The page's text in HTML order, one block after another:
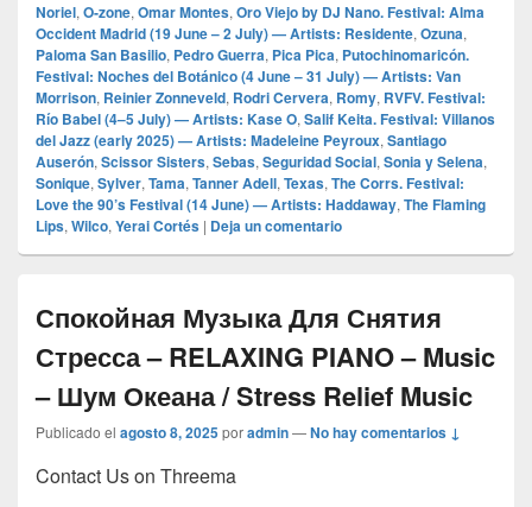
Noriel, O‑zone, Omar Montes, Oro Viejo by DJ Nano. Festival: Alma
Occident Madrid (19 June – 2 July) — Artists: Residente, Ozuna,
Paloma San Basilio, Pedro Guerra, Pica Pica, Putochinomaricón.
Festival: Noches del Botánico (4 June – 31 July) — Artists: Van
Morrison, Reinier Zonneveld, Rodri Cervera, Romy, RVFV. Festival:
Río Babel (4–5 July) — Artists: Kase O, Salif Keita. Festival: Villanos
del Jazz (early 2025) — Artists: Madeleine Peyroux, Santiago
Auserón, Scissor Sisters, Sebas, Seguridad Social, Sonia y Selena,
Sonique, Sylver, Tama, Tanner Adell, Texas, The Corrs. Festival:
Love the 90’s Festival (14 June) — Artists: Haddaway, The Flaming
Lips, Wilco, Yerai Cortés | Deja un comentario
Спокойная Музыка Для Снятия
Стресса – RELAXING PIANO – Music
– Шум Океана / Stress Relief Music
Publicado el agosto 8, 2025poradmin—No hay comentarios ↓
Contact Us on Threema